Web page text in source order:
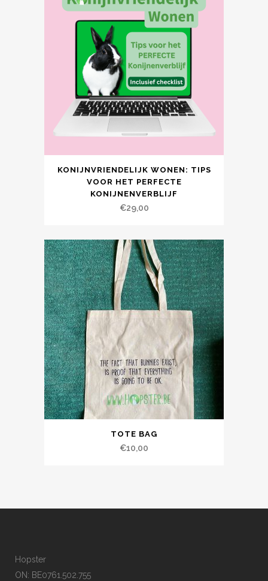
KONIJNVRIENDELIJK WONEN: TIPS
VOOR HET PERFECTE
KONIJNENVERBLIJF
€29,00
TOTE BAG
€10,00
Hopster
ON: BE0761.502.755